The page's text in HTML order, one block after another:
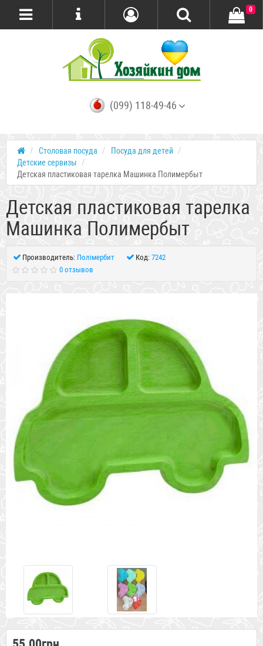
(099) 118-49-46
0
Столовая посуда
Посуда для детей
Детские сервизы
Детская пластиковая тарелка Машинка Полимербыт
Детская пластиковая тарелка
Машинка Полимербыт
Производитель: Полімербит Код: 7242
0 отзывов